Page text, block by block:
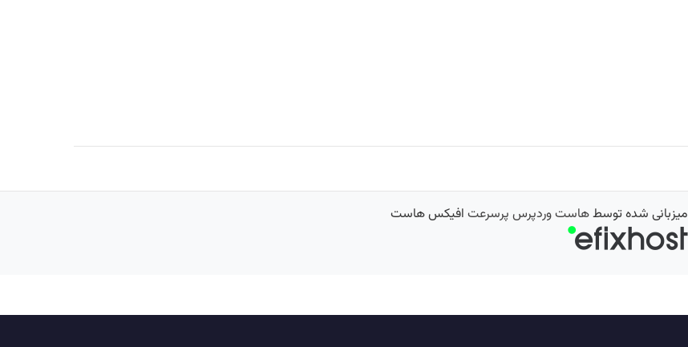
میزبانی شده توسطهاست وردپرس پرسرعت افیکس هاست